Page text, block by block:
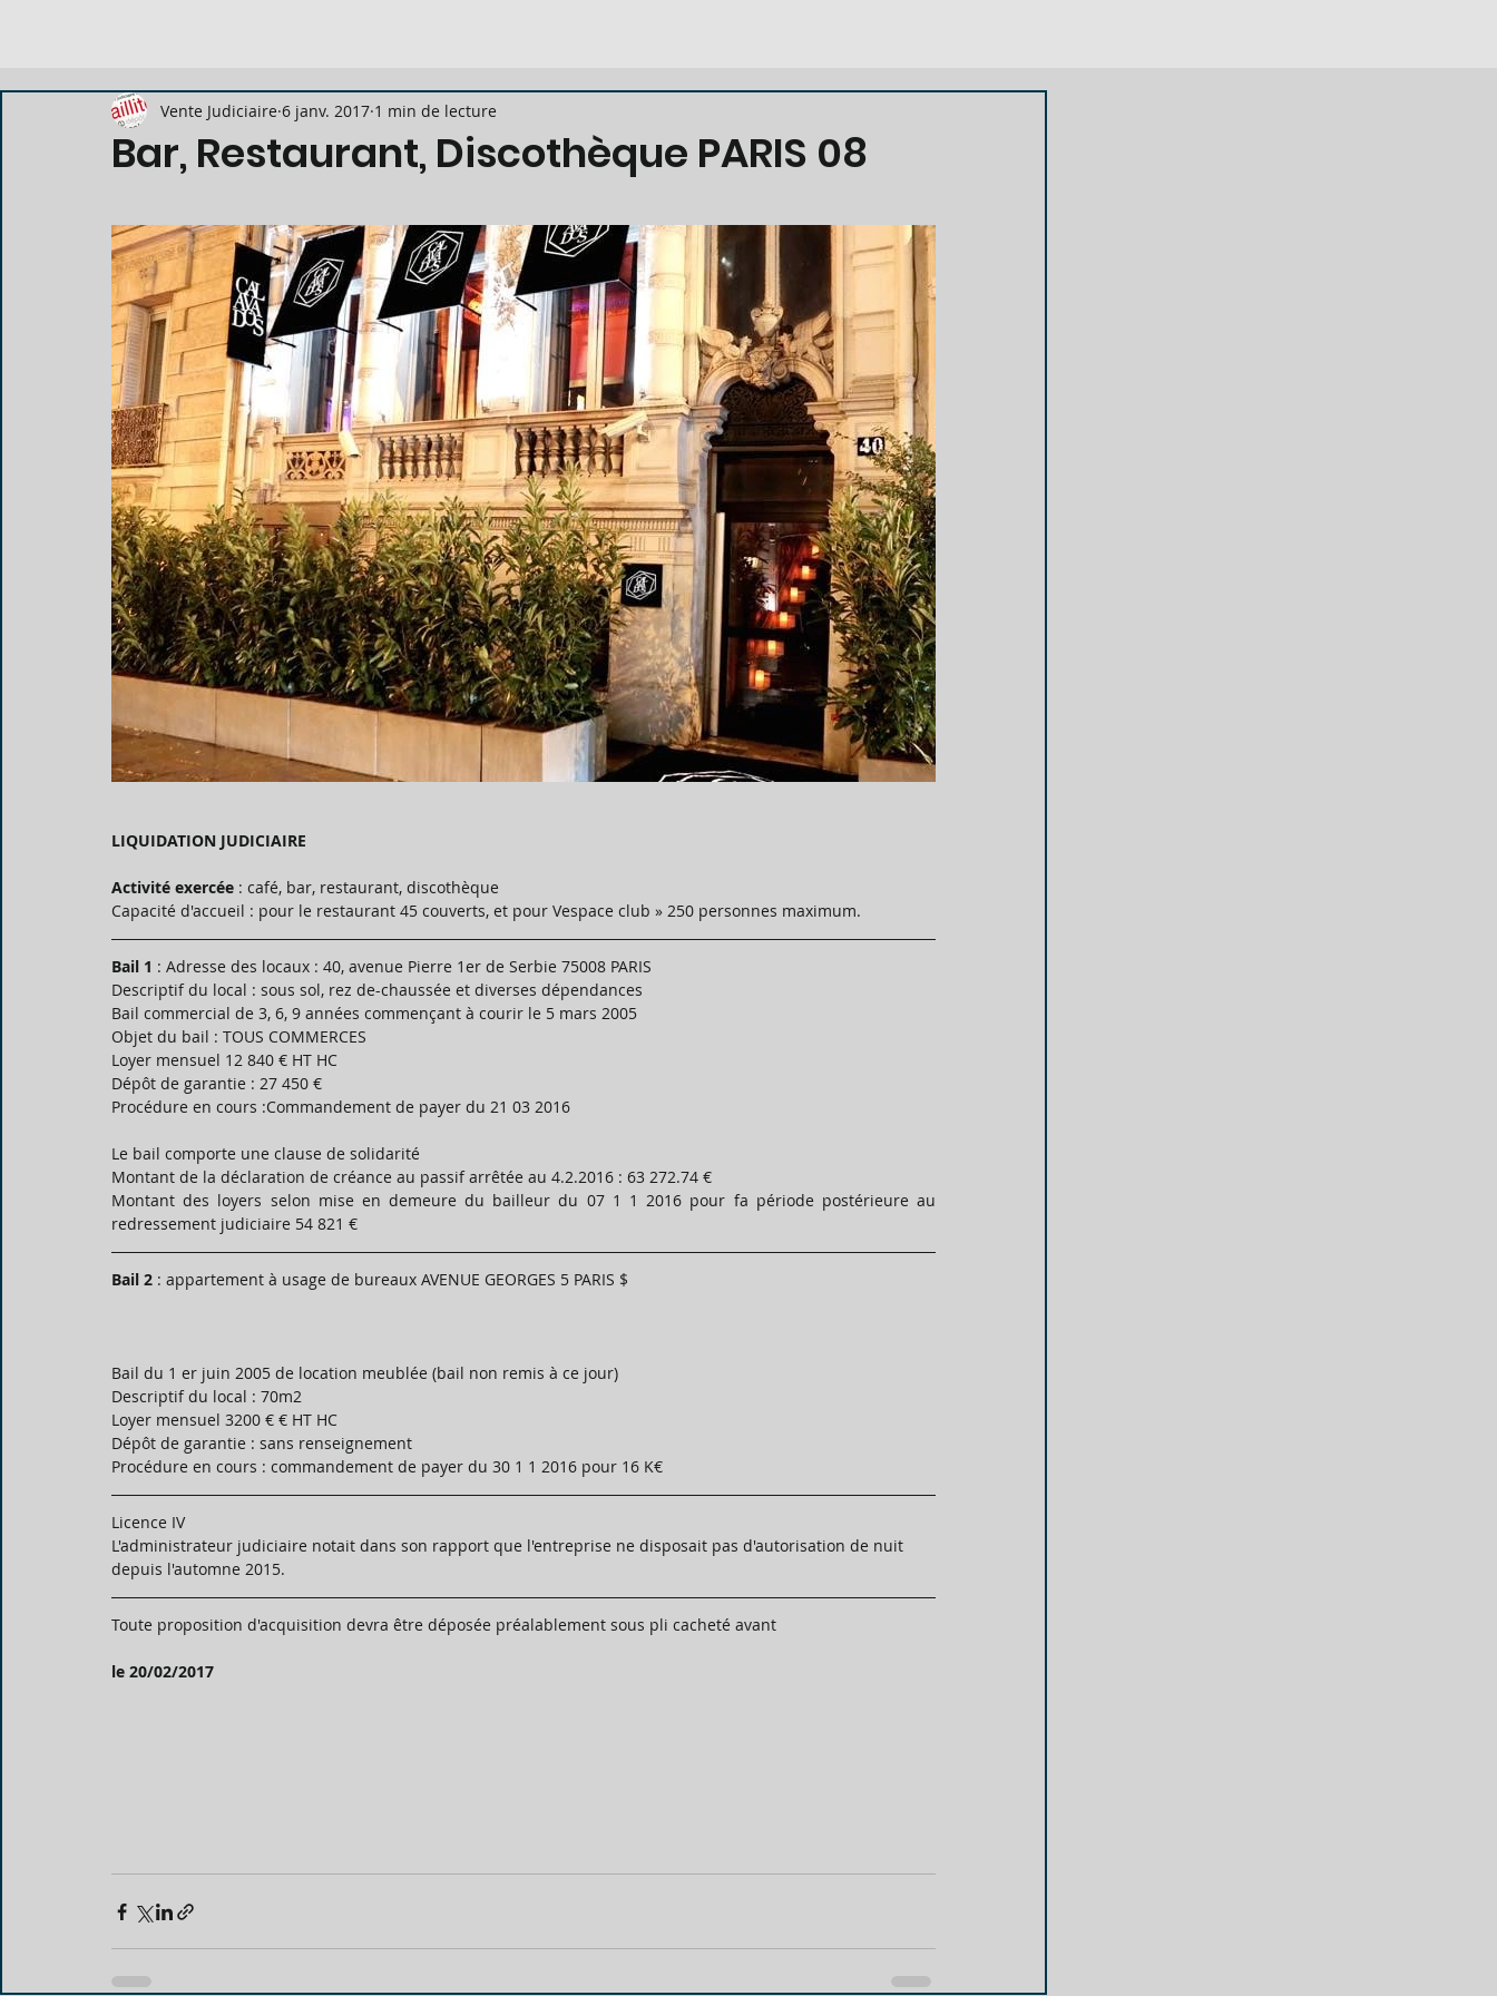
Bar, Restaurant, Discothèque PARIS 08
Vente Judiciaire 6 janv. 2017 1 min de lecture
LIQUIDATION JUDICIAIRE
Activité exercée : café, bar, restaurant, discothèque
Capacité d'accueil : pour le restaurant 45 couverts, et pour Vespace club » 250 personnes maximum.
Bail 1 : Adresse des locaux : 40, avenue Pierre 1er de Serbie 75008 PARIS
Descriptif du local : sous sol, rez de-chaussée et diverses dépendances
Bail commercial de 3, 6, 9 années commençant à courir le 5 mars 2005
Objet du bail : TOUS COMMERCES
Loyer mensuel 12 840 € HT HC
Dépôt de garantie : 27 450 €
Procédure en cours :Commandement de payer du 21 03 2016
Le bail comporte une clause de solidarité
Montant de la déclaration de créance au passif arrêtée au 4.2.2016 : 63 272.74 €
Montant des loyers selon mise en demeure du bailleur du 07 1 1 2016 pour fa période postérieure au
redressement judiciaire 54 821 €
Bail 2 : appartement à usage de bureaux AVENUE GEORGES 5 PARIS $
Bail du 1 er juin 2005 de location meublée (bail non remis à ce jour)
Descriptif du local : 70m2
Loyer mensuel 3200 € € HT HC
Dépôt de garantie : sans renseignement
Procédure en cours : commandement de payer du 30 1 1 2016 pour 16 K€
Licence IV
L'administrateur judiciaire notait dans son rapport que l'entreprise ne disposait pas d'autorisation de nuit
depuis l'automne 2015.
Toute proposition d'acquisition devra être déposée préalablement sous pli cacheté avant
le 20/02/2017